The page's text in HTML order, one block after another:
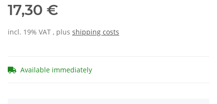
17,30 €
incl. 19% VAT , plus shipping costs
Available immediately